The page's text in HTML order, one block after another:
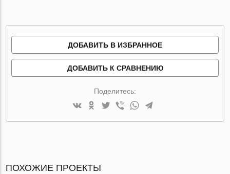
ДОБАВИТЬ В ИЗБРАННОЕ
ДОБАВИТЬ К СРАВНЕНИЮ
Поделитесь:
ПОХОЖИЕ ПРОЕКТЫ